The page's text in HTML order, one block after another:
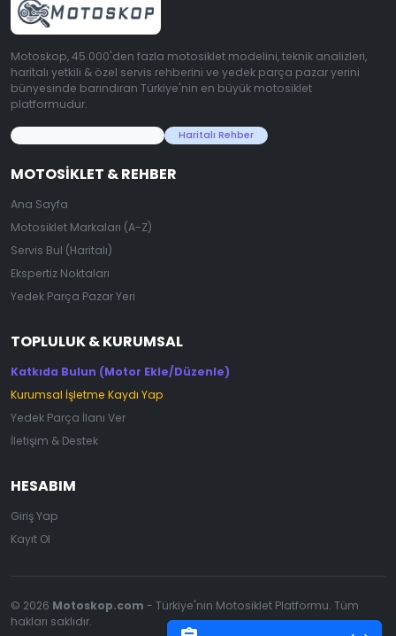
Motoskop, 45.000'den fazla motosiklet modelini, teknik analizleri,
haritalı yetkili & özel servis rehberini ve yedek parça pazar yerini
bünyesinde barındıran Türkiye'nin en büyük motosiklet
platformudur.
Haritalı Rehber
MOTOSIKLET & REHBER
Ana Sayfa
Motosiklet Markaları (A-Z)
Servis Bul (Haritalı)
Ekspertiz Noktaları
Yedek Parça Pazar Yeri
TOPLULUK & KURUMSAL
Katkıda Bulun (Motor Ekle/Düzenle)
Kurumsal İşletme Kaydı Yap
Yedek Parça İlanı Ver
İletişim & Destek
HESABIM
Giriş Yap
Kayıt Ol
© 2026 Motoskop.com - Türkiye'nin Motosiklet Platformu. Tüm
hakları saklıdır.